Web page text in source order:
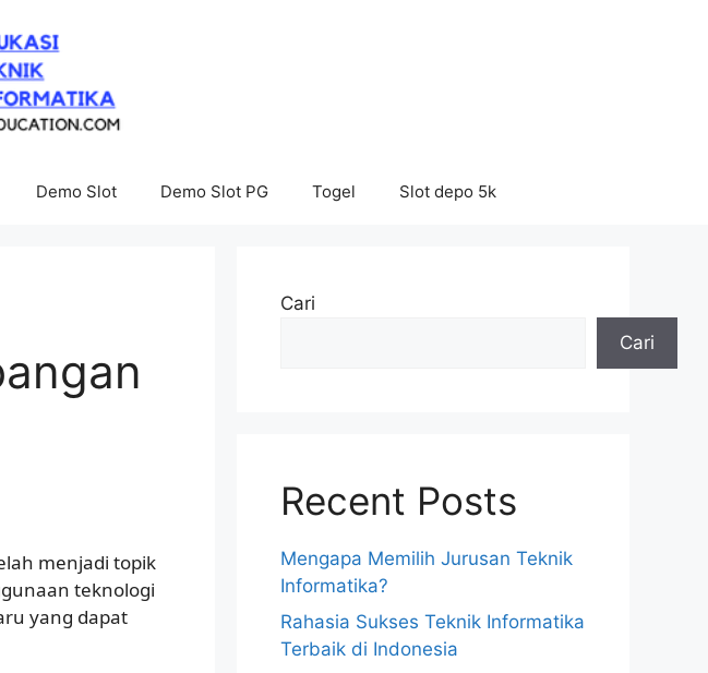
Demo Slot Demo Slot PG Togel Slot depo 5k
menjadi topik
teknologi
yang dapat
Cari
Cari
Recent Posts
Mengapa Memilih Jurusan Teknik
Informatika?
Rahasia Sukses Teknik Informatika
Terbaik di Indonesia